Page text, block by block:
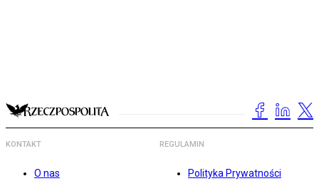
KONTAKT
O nas
REGULAMIN
Polityka Prywatności